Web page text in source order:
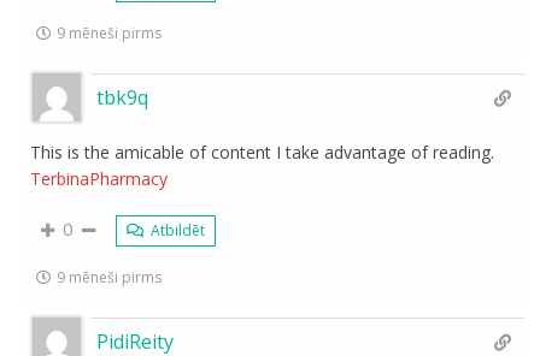
9 mēneši pirms
tbk9q
This is the amicable of content I take advantage of reading.
TerbinaPharmacy
0 Atbildēt
9 mēneši pirms
PidiReity